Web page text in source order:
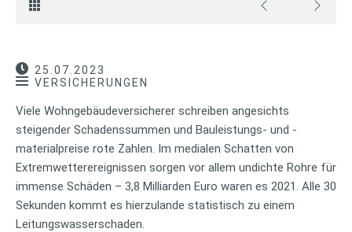
25.07.2023
VERSICHERUNGEN
Viele Wohngebäudeversicherer schreiben angesichts
steigender Schadenssummen und Bauleistungs- und -
materialpreise rote Zahlen. Im medialen Schatten von
Extremwetterereignissen sorgen vor allem undichte Rohre für
immense Schäden – 3,8 Milliarden Euro waren es 2021. Alle 30
Sekunden kommt es hierzulande statistisch zu einem
Leitungswasserschaden.